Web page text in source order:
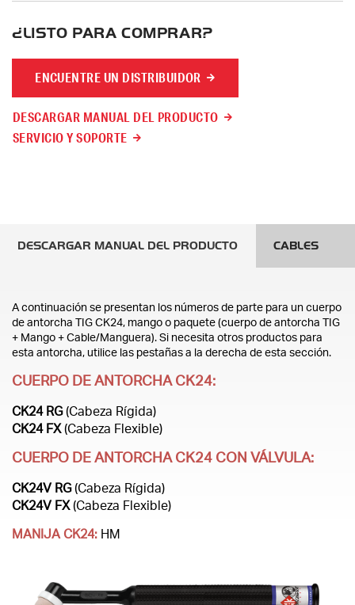
¿LISTO PARA COMPRAR?
ENCUENTRE UN DISTRIBUIDOR
DESCARGAR MANUAL DEL PRODUCTO
SERVICIO Y SOPORTE
DESCARGAR MANUAL DEL PRODUCTO CABLES
A continuación se presentan los números de parte para un cuerpo
de antorcha TIG CK24, mango o paquete (cuerpo de antorcha TIG
+ Mango + Cable/Manguera). Si necesita otros productos para
esta antorcha, utilice las pestañas a la derecha de esta sección.
CUERPO DE ANTORCHA CK24:
CK24 RG(Cabeza Rígida)
CK24 FX (Cabeza Flexible)
CUERPO DE ANTORCHA CK24 CON VÁLVULA:
CK24V RG(Cabeza Rígida)
CK24V FX (Cabeza Flexible)
MANIJA CK24: HM